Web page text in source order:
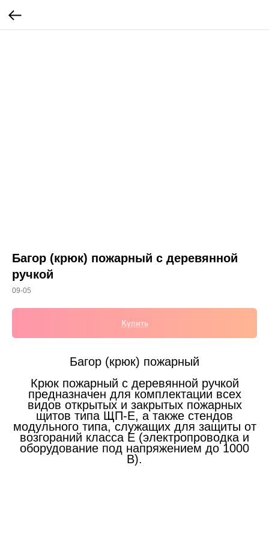
Багор (крюк) пожарный с деревянной
ручкой
09-05
Купить
Багор (крюк) пожарный
Крюк пожарный с деревянной ручкой
предназначен для комплектации всех
видов открытых и закрытых пожарных
щитов типа ЩП-Е, а также стендов
модульного типа, служащих для защиты от
возгораний класса Е (электропроводка и
оборудование под напряжением до 1000
В).